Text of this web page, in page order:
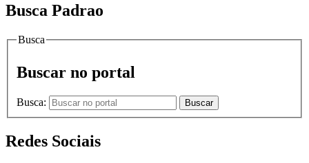
Busca Padrao
Busca
Buscar no portal
Busca: Buscar
Redes Sociais